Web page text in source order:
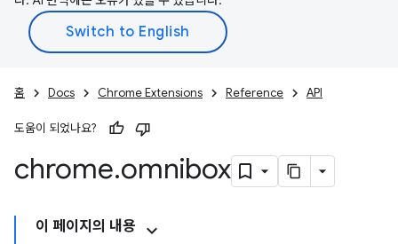
홈 Docs Chrome Extensions Reference API
도움이 되었나요?
chrome.omnibox
이 페이지의 내용